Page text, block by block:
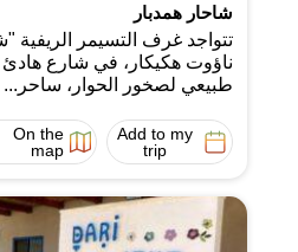
شاحار همدبار
تتواجد غرف التسيمر الريفية
ناؤوت هكيكار، في شارع هادئ
طبيعي لصخور الحوار، ساحر...
Add to my
trip
On the
map